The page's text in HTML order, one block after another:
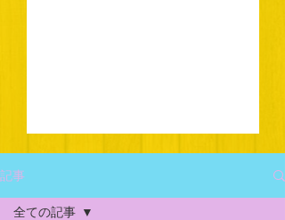
記事
全ての記事